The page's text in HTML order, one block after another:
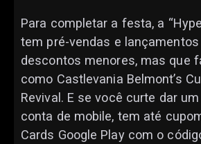
Para completar a festa, a
tem pré-vendas e
descontos menores, mas que
como Castlevania Belmont’s
Revival. E se você curte dar
conta de mobile, tem até
Cards Google Play com o